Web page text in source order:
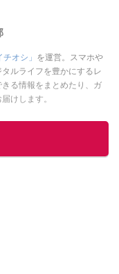
オシ」 を運営。スマホや
ルライフを豊かにするレ
る情報をまとめたり、ガ
けします。
ストの他の記事を読む